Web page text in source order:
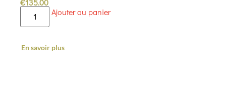
€135.00
Ajouter au panier
En savoir plus